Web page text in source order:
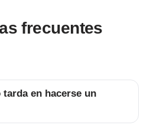
frecuentes
en hacerse un